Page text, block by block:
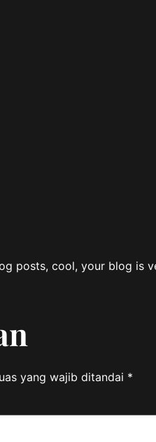
posts, cool, your blog is
yang wajib ditandai *